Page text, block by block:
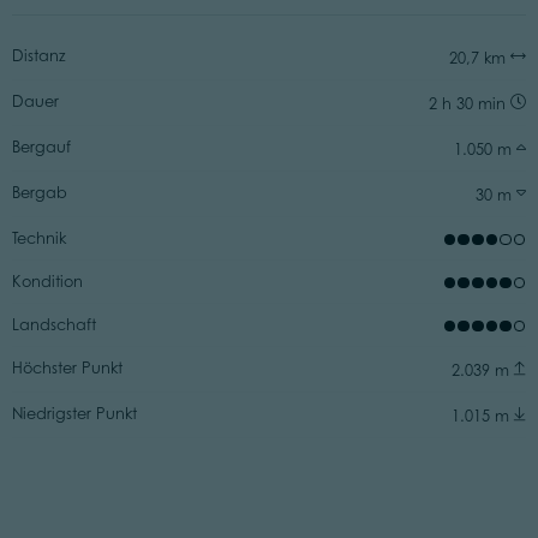
Distanz 20,7 km
Dauer 2 h 30 min
Bergauf 1.050 m
Bergab 30 m
Technik
Kondition
Landschaft
Höchster Punkt 2.039 m
Niedrigster Punkt 1.015 m